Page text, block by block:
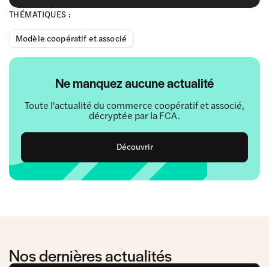
THÉMATIQUES :
Modèle coopératif et associé
Ne manquez aucune actualité
Toute l'actualité du commerce coopératif et associé,
décryptée par la FCA.
Découvrir
Nos dernières actualités